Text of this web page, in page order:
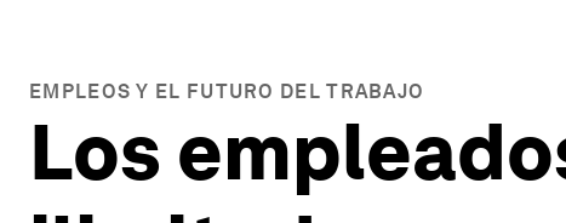
EMPLEOS Y EL FUTURO DEL TRABAJO
Los